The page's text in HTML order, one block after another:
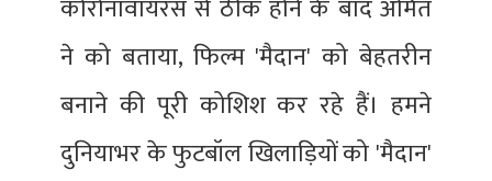
कोरोनावायरस से ठीक होने के बाद अमित
ने को बताया, फिल्म 'मैदान' को बेहतरीन
बनाने की पूरी कोशिश कर रहे हैं। हमने
दुनियाभर के फुटबॉल खिलाड़ियों को 'मैदान'